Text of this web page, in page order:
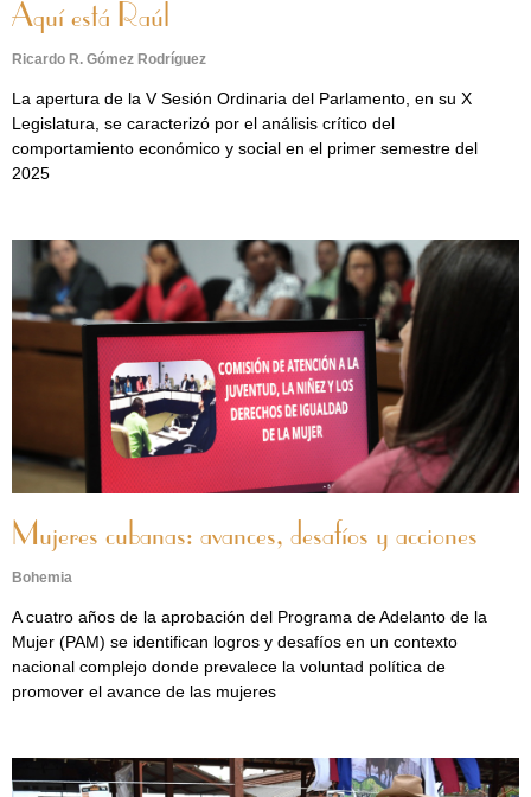
Aquí está Raúl
Ricardo R. Gómez Rodríguez
La apertura de la V Sesión Ordinaria del Parlamento, en su X
Legislatura, se caracterizó por el análisis crítico del
comportamiento económico y social en el primer semestre del
2025
Mujeres cubanas: avances, desafíos y acciones
Bohemia
A cuatro años de la aprobación del Programa de Adelanto de la
Mujer (PAM) se identifican logros y desafíos en un contexto
nacional complejo donde prevalece la voluntad política de
promover el avance de las mujeres